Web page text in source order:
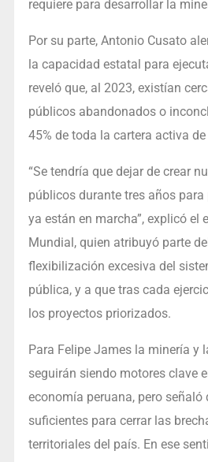
requiere para desarrollar la
Por su parte, Antonio Cusato
la capacidad estatal para
reveló que, al 2023, existían
públicos abandonados o
45% de toda la cartera activa
“Se tendría que dejar de crear
públicos durante tres años
ya están en marcha”, explicó el
Mundial, quien atribuyó parte
flexibilización excesiva del
pública, y a que tras cada
los proyectos priorizados.
Para Felipe James la minería y
seguirán siendo motores clave
economía peruana, pero señaló
suficientes para cerrar las
territoriales del país. En ese